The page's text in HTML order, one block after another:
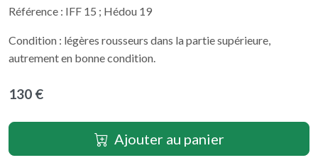
Référence : IFF 15 ; Hédou 19
Condition : légères rousseurs dans la partie supérieure,
autrement en bonne condition.
130 €
Ajouter au panier